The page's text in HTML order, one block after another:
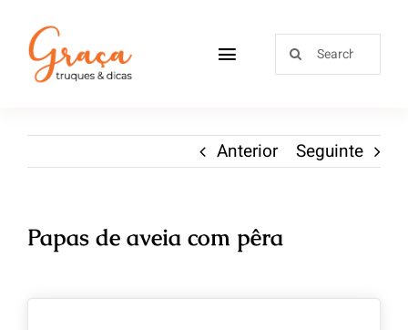
Receitas
Anterior Seguinte
Papas de aveia com pêra